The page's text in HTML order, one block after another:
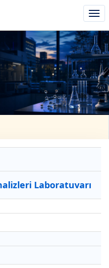
aç/
Laboratuvarı